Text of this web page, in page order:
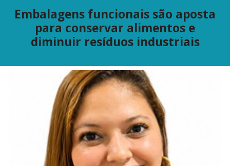
Embalagens funcionais são aposta
para conservar alimentos e
diminuir resíduos industriais